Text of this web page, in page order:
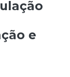
e